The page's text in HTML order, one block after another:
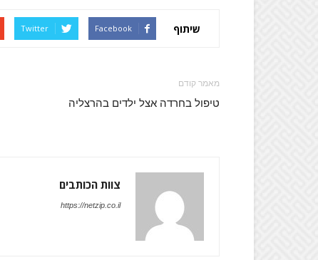
שיתוף Facebook
Twitter
מאמר קודם
טיפול בחרדה אצל ילדים בהרצליה
צוות הכותבים
https://netzip.co.il